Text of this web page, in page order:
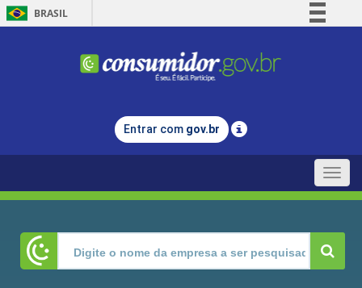
BRASIL
Comunica BR
Legislação
Entrar com gov.br
Toggle